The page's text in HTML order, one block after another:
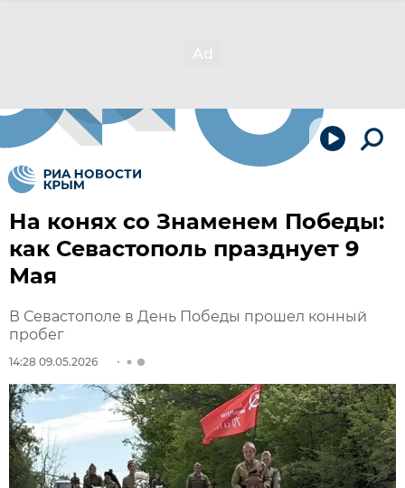
На конях со Знаменем Победы:
как Севастополь празднует 9
Мая
В Севастополе в День Победы прошел конный
пробег
14:28 09.05.2026